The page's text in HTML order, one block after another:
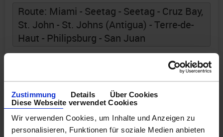
Zustimmung Details
Über Cookies
Diese Webseite verwendet Cookies
Wir verwenden Cookies, um Inhalte und Anzeigen zu
personalisieren, Funktionen für soziale Medien anbieten
Route: Miami - Seetag - Seetag - Cruz Bay,
St. John - St. Johns (Antigua) - Terre-de-
Haut - Philipsburg - San Juan
an Bord der »EXPLORA I«